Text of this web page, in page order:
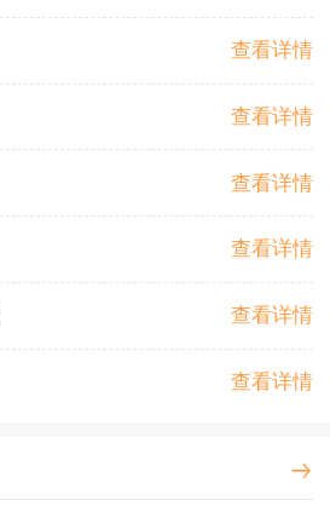
查看详情
查看详情
查看详情
查看详情
查看详情
查看详情